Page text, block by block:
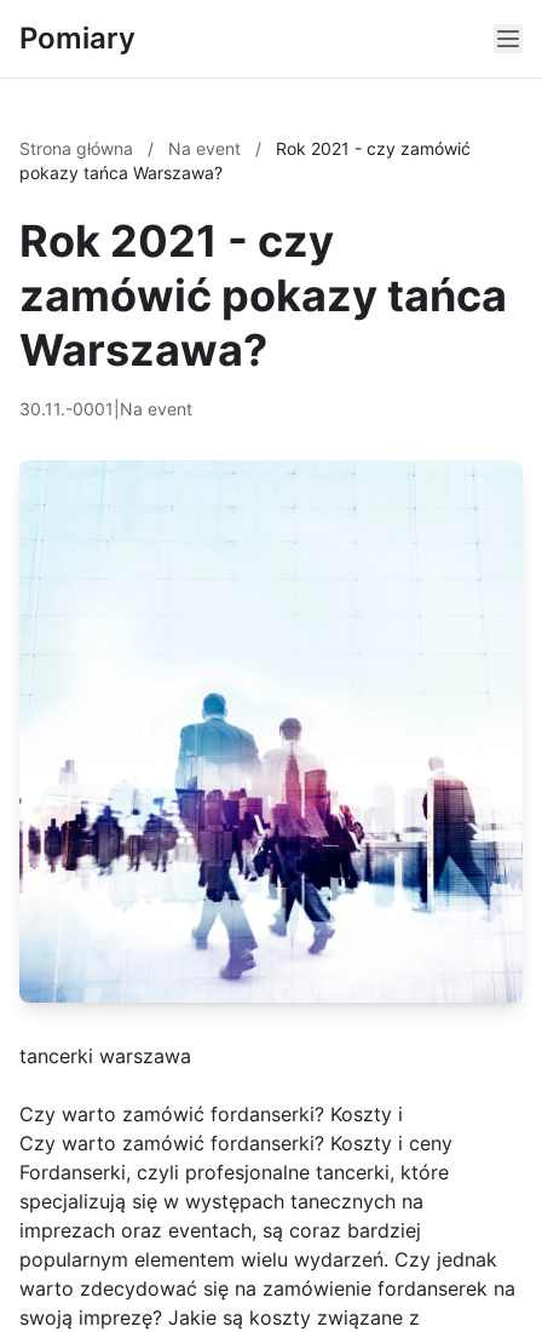
Pomiary
Strona główna / Na event /
Rok 2021 - czy zamówić
pokazy tańca Warszawa?
Rok 2021 - czy
zamówić pokazy tańca
Warszawa?
30.11.-0001 Na event
tancerki warszawa
Czy warto zamówić fordanserki? Koszty i
Czy warto zamówić fordanserki? Koszty i ceny
Fordanserki, czyli profesjonalne tancerki, które
specjalizują się w występach tanecznych na
imprezach oraz eventach, są coraz bardziej
popularnym elementem wielu wydarzeń. Czy jednak
warto zdecydować się na zamówienie fordanserek na
swoją imprezę? Jakie są koszty związane z